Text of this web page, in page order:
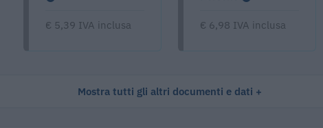
€ 5,39 IVA inclusa € 6,98 IVA inclusa
Mostra tutti gli altri documenti e dati